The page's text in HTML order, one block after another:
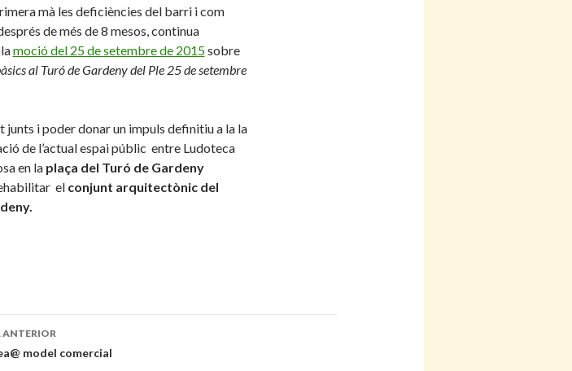
mà les deficiències del barri i com
de més de 8 mesos, continua
moció del 25 de setembre de 2015sobre
al Turó de Gardeny del Ple 25 de setembre
junts i poder donar un impuls definitiu a la la
de l’actual espai públic entre Ludoteca
en la plaça del Turó de Gardeny
el conjunt arquitectònic del
ANTERIOR
model comercial